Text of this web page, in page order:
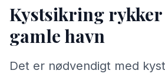
Kystsikring
gamle havn
Det er nødvendigt med